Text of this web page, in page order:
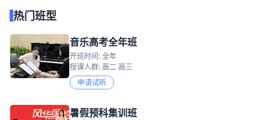
热门班型
音乐高考全年班
开班时间: 全年
授课人群: 高二 高三
申请试听
暑假预科集训班